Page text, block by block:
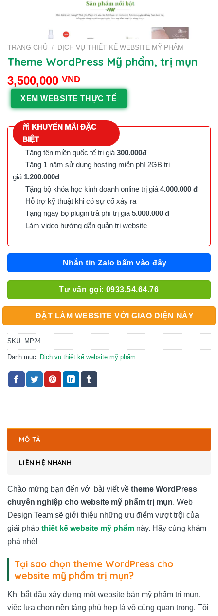
TRANG CHỦ / DỊCH VỤ THIẾT KẾ WEBSITE MỸ PHẨM
Theme WordPress Mỹ phẩm, trị mụn
3,500,000 VND
XEM WEBSITE THỰC TẾ
KHUYẾN MÃI ĐẶC
BIỆT
Tặng tên miền quốc tế trị giá 300.000đ
Tặng 1 năm sử dụng hosting miễn phí 2GB trị
giá 1.200.000đ
Tặng bộ khóa học kinh doanh online trị giá 4.000.000 đ
Hỗ trợ kỹ thuật khi có sự cố xảy ra
Tặng ngay bộ plugin trả phí trị giá 5.000.000 đ
Làm video hướng dẫn quản trị website
Nhắn tin Zalo bấm vào đây
Tư vấn gọi: 0933.54.64.76
ĐẶT LÀM WEBSITE VỚI GIAO DIỆN NÀY
SKU: MP24
Danh mục: Dịch vụ thiết kế website mỹ phẩm
MÔ TẢ
LIÊN HỆ NHANH
Chào mừng bạn đến với bài viết về theme WordPress
chuyên nghiệp cho website mỹ phẩm trị mụn. Web
Design Team sẽ giới thiệu những ưu điểm vượt trội của
giải pháp thiết kế website mỹ phẩm này. Hãy cùng khám
phá nhé!
Tại sao chọn theme WordPress cho
website mỹ phẩm trị mụn?
Khi bắt đầu xây dựng một website bán mỹ phẩm trị mụn,
việc lựa chọn nền tảng phù hợp là vô cùng quan trọng. Tôi